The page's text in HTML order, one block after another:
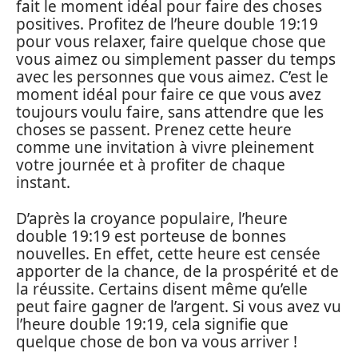
fait le moment idéal pour faire des choses
positives. Profitez de l’heure double 19:19
pour vous relaxer, faire quelque chose que
vous aimez ou simplement passer du temps
avec les personnes que vous aimez. C’est le
moment idéal pour faire ce que vous avez
toujours voulu faire, sans attendre que les
choses se passent. Prenez cette heure
comme une invitation à vivre pleinement
votre journée et à profiter de chaque
instant.
D’après la croyance populaire, l’heure
double 19:19 est porteuse de bonnes
nouvelles. En effet, cette heure est censée
apporter de la chance, de la prospérité et de
la réussite. Certains disent même qu’elle
peut faire gagner de l’argent. Si vous avez vu
l’heure double 19:19, cela signifie que
quelque chose de bon va vous arriver !